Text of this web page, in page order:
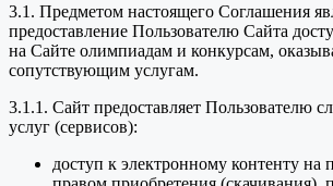
3.1. Предметом настоящего Соглашения
предоставление Пользователю Сайта
на Сайте олимпиадам и конкурсам,
сопутствующим услугам.
3.1.1. Сайт предоставляет Пользователю
услуг (сервисов):
доступ к электронному контенту на